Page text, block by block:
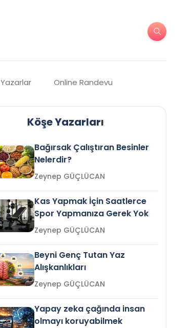
Yazarlar Online Randevu
Köşe Yazarları
Bağırsak Çalıştıran Besinler
Nelerdir?
Zeynep GÜÇLÜCAN
Kas Yapmak İçin Saatlerce
Spor Yapmanıza Gerek Yok
Zeynep GÜÇLÜCAN
Beyni Genç Tutan Yaz
Alışkanlıkları
Zeynep GÜÇLÜCAN
Yapay zeka çağında insan
olmayı koruyabilmek